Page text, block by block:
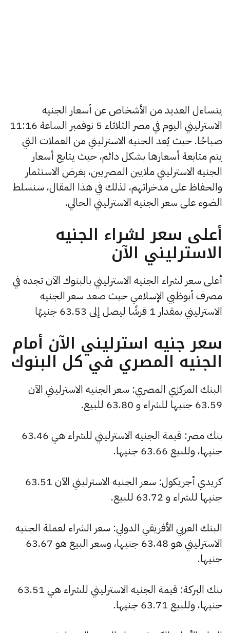
يتساءل العديد من الأشخاص عن أسعار الجنيه
الاسترليني اليوم في مصر الثلاثاء 5 نوفمبر الساعة 11:16
صباحًا. حيث يُعد الجنيه الاسترليني من العملات التي
يتم متابعة أسعارها بشكل دائم، حيث يتابع أسعار
الجنيه الاسترليني ملايين المصريين، بغرض الاستثمار
والحفاظ على مدخراتهم، لذلك في هذا المقال، سنسلط
الضوء على سعر الجنيه الاسترليني الحالي.
أعلى سعر لشراء الجنيه
الاسترليني الآن
أعلى سعر لشراء الجنيه الاسترليني بالبنوك الآن تجده في
مصرف أبوظبي الإسلامي حيث صعد سعر الجنيه
الاسترليني بمقدار 1 قرشًا ليصل إلى 63.53 جنيهًا
سعر جنيه استرليني الآن أمام
الجنيه المصري في كل البنوك
البنك المركزي المصري: سعر الجنيه الاسترليني الآن
63.59 جنيها للشراء و 63.80 للبيع.
بنك مصر: قيمة الجنيه الاسترليني للشراء هي 63.46
جنيها، وللبيع 63.66 جنيها.
كريدي أجريكول: سعر الجنيه الاسترليني الآن 63.51
جنيها للشراء و 63.72 للبيع.
البنك العربي الأفريقي الدولي: سعر الشراء لعملة الجنيه
الاسترليني هو 63.48 جنيها، وسعر البيع هو 63.67
جنيها.
بنك البركة: قيمة الجنيه الاسترليني للشراء هي 63.51
جنيها، وللبيع 63.71 جنيها.